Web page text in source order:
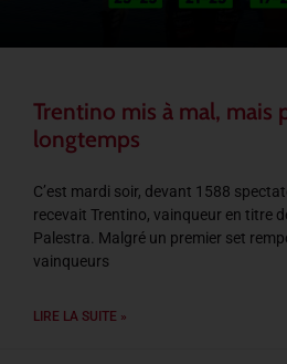
Trentino mis à mal, mais
longtemps
C’est mardi soir, devant 1588
recevait Trentino, vainqueur en titre
Palestra. Malgré un premier set
vainqueurs
LIRE LA SUITE »